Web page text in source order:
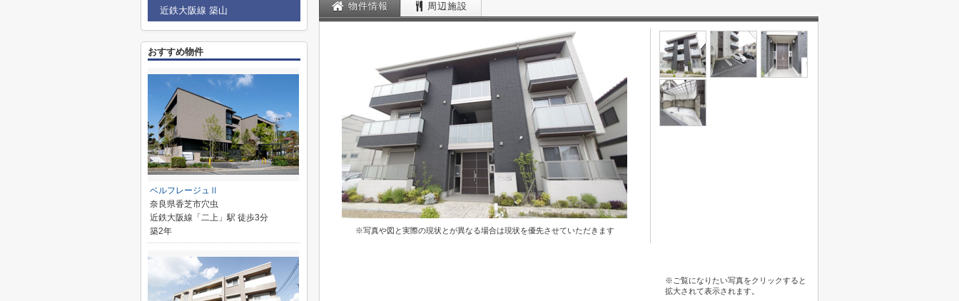
物件情報 周辺施設
※写真や図と実際の現状とが異なる場合は現状を優先させていただきます
※ご覧になりたい写真をクリックすると
拡大されて表示されます。
近鉄大阪線 築山
おすすめ物件
ベルフレージュⅡ
奈良県香芝市穴虫
近鉄大阪線「二上」駅 徒歩3分
築2年